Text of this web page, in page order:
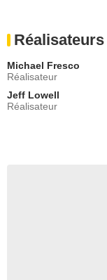
Réalisateurs
Michael Fresco
Réalisateur
Jeff Lowell
Réalisateur